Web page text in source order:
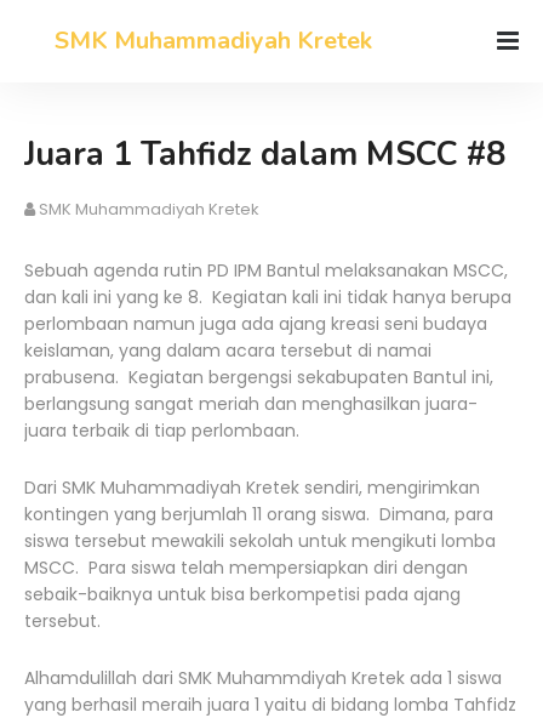
SMK Muhammadiyah Kretek
Juara 1 Tahfidz dalam MSCC #8
SMK Muhammadiyah Kretek
Sebuah agenda rutin PD IPM Bantul melaksanakan MSCC,
dan kali ini yang ke 8. Kegiatan kali ini tidak hanya berupa
perlombaan namun juga ada ajang kreasi seni budaya
keislaman, yang dalam acara tersebut di namai
prabusena. Kegiatan bergengsi sekabupaten Bantul ini,
berlangsung sangat meriah dan menghasilkan juara-
juara terbaik di tiap perlombaan.
Dari SMK Muhammadiyah Kretek sendiri, mengirimkan
kontingen yang berjumlah 11 orang siswa. Dimana, para
siswa tersebut mewakili sekolah untuk mengikuti lomba
MSCC. Para siswa telah mempersiapkan diri dengan
sebaik-baiknya untuk bisa berkompetisi pada ajang
tersebut.
Alhamdulillah dari SMK Muhammdiyah Kretek ada 1 siswa
yang berhasil meraih juara 1 yaitu di bidang lomba Tahfidz